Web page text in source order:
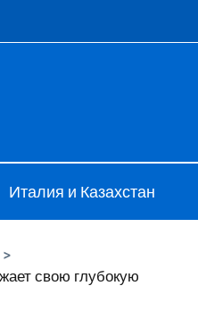
меню
Италия и Казахстан
>
свою глубокую